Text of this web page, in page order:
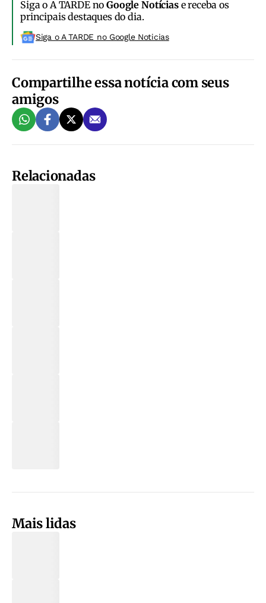
Siga o A TARDE noGoogle Notíciase receba os
principais destaques do dia.
Siga o A TARDE no Google Noticias
Compartilhe essa notícia com seus
amigos
Relacionadas
Mais lidas